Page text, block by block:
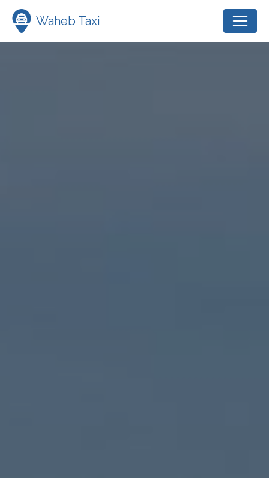
Waheb Taxi
Panneau de gestion des cookies